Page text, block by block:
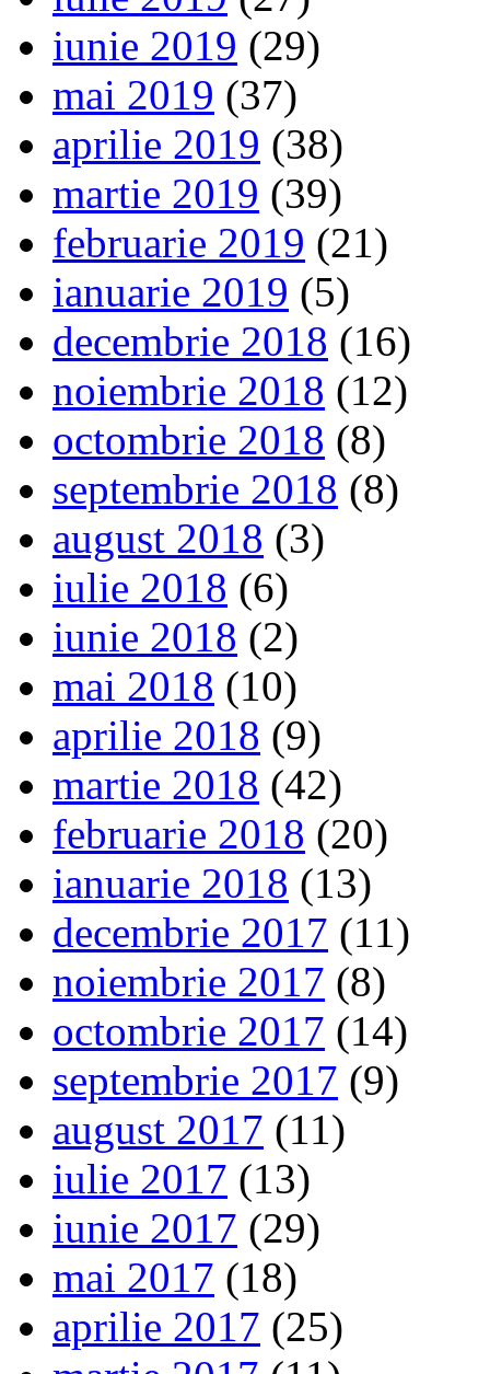
iunie 2019 (29)
mai 2019 (37)
aprilie 2019 (38)
martie 2019 (39)
februarie 2019 (21)
ianuarie 2019 (5)
decembrie 2018 (16)
noiembrie 2018 (12)
octombrie 2018 (8)
septembrie 2018 (8)
august 2018 (3)
iulie 2018 (6)
iunie 2018 (2)
mai 2018 (10)
aprilie 2018 (9)
martie 2018 (42)
februarie 2018 (20)
ianuarie 2018 (13)
decembrie 2017 (11)
noiembrie 2017 (8)
octombrie 2017 (14)
septembrie 2017 (9)
august 2017 (11)
iulie 2017 (13)
iunie 2017 (29)
mai 2017 (18)
aprilie 2017 (25)